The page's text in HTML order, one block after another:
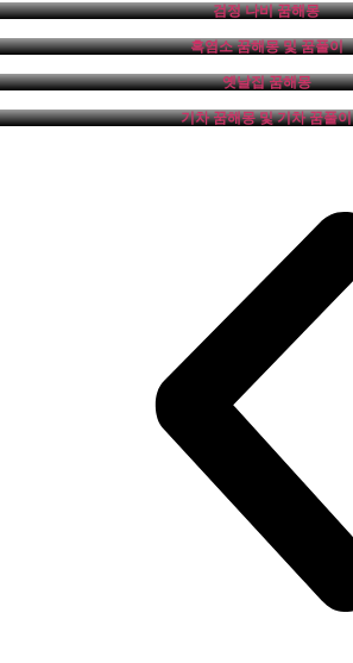
검정 나비 꿈해몽
흑염소 꿈해몽 및 꿈풀이
옛날집 꿈해몽
기차 꿈해몽 및 기차 꿈풀이